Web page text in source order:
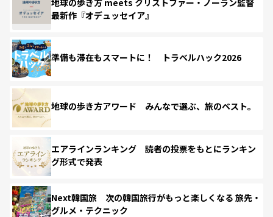
最新作『オデュッセイア』
準備も滞在もスマートに！ トラベルハック2026
地球の歩き方アワード みんなで選ぶ、旅のベスト。
エアラインランキング 読者の投票をもとにランキン
グ形式で発表
Next韓国旅 次の韓国旅行がもっと楽しくなる 旅先・
グルメ・テクニック